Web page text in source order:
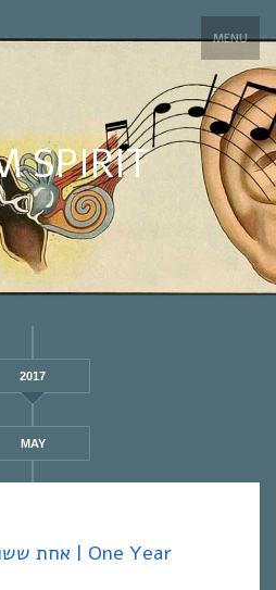
MENU
SPIRIT
2017
MAY